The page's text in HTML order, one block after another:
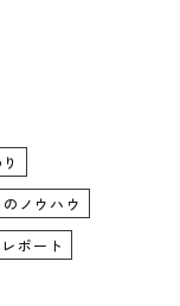
ノウハウ
ポート